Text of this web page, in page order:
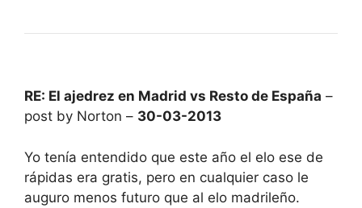
RE: El ajedrez en Madrid vs Resto de España –
post by Norton – 30-03-2013
Yo tenía entendido que este año el elo ese de
rápidas era gratis, pero en cualquier caso le
auguro menos futuro que al elo madrileño.